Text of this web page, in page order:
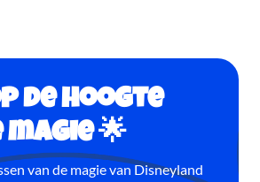
de hoogte
magie 🌟
van de magie van Disneyland